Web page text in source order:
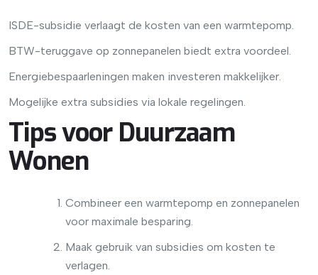
ISDE-subsidie verlaagt de kosten van een warmtepomp.
BTW-teruggave op zonnepanelen biedt extra voordeel.
Energiebespaarleningen maken investeren makkelijker.
Mogelijke extra subsidies via lokale regelingen.
Tips voor Duurzaam
Wonen
Combineer een warmtepomp en zonnepanelen
voor maximale besparing.
Maak gebruik van subsidies om kosten te
verlagen.